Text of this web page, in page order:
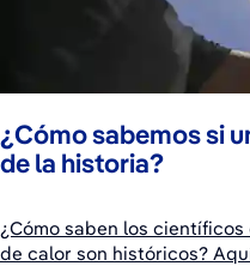
¿Cómo sabemos si
de la historia?
¿Cómo saben los
de calor son históricos?